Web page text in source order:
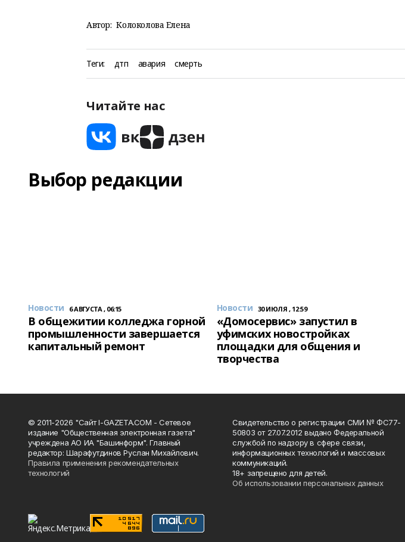
Автор: Колоколова Елена
Теги: дтп авария смерть
Читайте нас
Выбор редакции
Новости 6 АВГУСТА , 06:15
В общежитии колледжа горной
промышленности завершается
капитальный ремонт
Новости 30 ИЮЛЯ , 12:59
«Домосервис» запустил в
уфимских новостройках
площадки для общения и
творчества
© 2011-2026 "Сайт I-GAZETA.COM - Сетевое
издание "Общественная электронная газета"
учреждена АО ИА "Башинформ". Главный
редактор: Шарафутдинов Руслан Михайлович.
Правила применения рекомендательных
технологий
Свидетельство о регистрации СМИ № ФС77-
50803 от 27.07.2012 выдано Федеральной
службой по надзору в сфере связи,
информационных технологий и массовых
коммуникаций.
18+ запрещено для детей.
Об использовании персональных данных